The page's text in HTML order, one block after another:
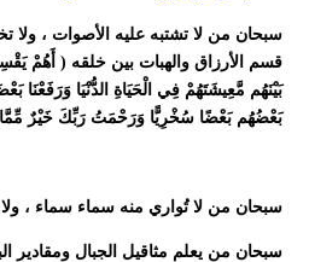
سبحان من لا تشتبه عليه الأصوات ، ولا
قسم الأرزاق والهبات بين خلقه ( أَهُمْ
بَيْنَهُم مَّعِيشَتَهُمْ فِي الْحَيَاةِ الدُّنْيَا
بَعْضُهُم بَعْضًا سُخْرِيًّا وَرَحْمَتُ رَبِّكَ خَيْرٌ
سبحان من لا تُواري منه سماء سماء ،
سبحان من يعلم مثاقيل الجبال ومقادير